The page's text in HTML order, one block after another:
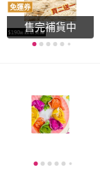
免運券
售完補貨中